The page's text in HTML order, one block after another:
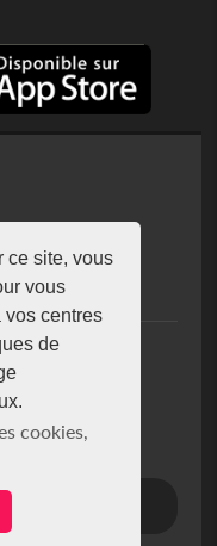
ce site, vous
vous
vos centres
de
cookies,